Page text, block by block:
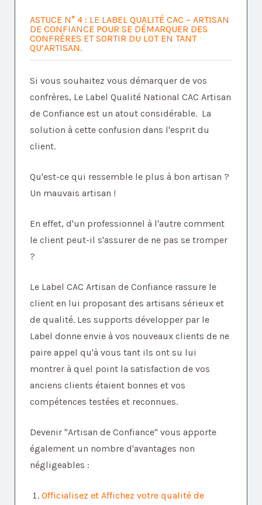
ASTUCE N° 4 : LE LABEL QUALITÉ CAC – ARTISAN
DE CONFIANCE POUR SE DÉMARQUER DES
CONFRÈRES ET SORTIR DU LOT EN TANT
QU’ARTISAN.
Si vous souhaitez vous démarquer de vos
confrères, Le Label Qualité National CAC Artisan
de Confiance est un atout considérable. La
solution à cette confusion dans l'esprit du
client.
Qu'est-ce qui ressemble le plus à bon artisan ?
Un mauvais artisan !
En effet, d'un professionnel à l'autre comment
le client peut-il s'assurer de ne pas se tromper
?
Le Label CAC Artisan de Confiance rassure le
client en lui proposant des artisans sérieux et
de qualité. Les supports développer par le
Label donne envie à vos nouveaux clients de ne
paire appel qu'à vous tant ils ont su lui
montrer à quel point la satisfaction de vos
anciens clients étaient bonnes et vos
compétences testées et reconnues.
Devenir "Artisan de Confiance" vous apporte
également un nombre d'avantages non
négligeables :
Officialisez et Affichez votre qualité de